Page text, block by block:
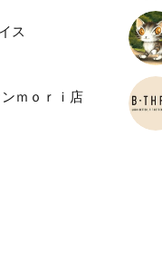
ス
ｍｏｒｉ店